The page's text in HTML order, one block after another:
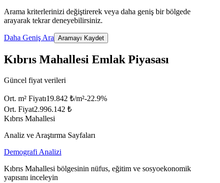
Arama kriterlerinizi değiştirerek veya daha geniş bir bölgede
arayarak tekrar deneyebilirsiniz.
Daha Geniş Ara Aramayı Kaydet
Kıbrıs Mahallesi Emlak Piyasası
Güncel fiyat verileri
Ort. m² Fiyatı19.842 ₺/m²-22.9%
Ort. Fiyat2.996.142 ₺
Kıbrıs Mahallesi
Analiz ve Araştırma Sayfaları
Demografi Analizi
Kıbrıs Mahallesi bölgesinin nüfus, eğitim ve sosyoekonomik
yapısını inceleyin